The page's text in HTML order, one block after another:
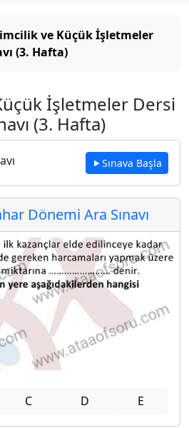
ve Küçük İşletmeler
(3. Hafta)
İşletmeler Dersi
(3. Hafta)
Sınava Başla
Dönemi Ara Sınavı
C D E